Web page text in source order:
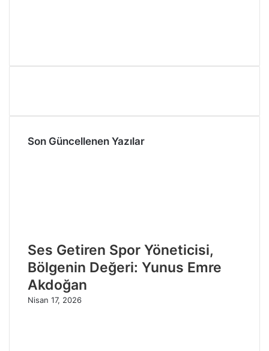
Son Güncellenen Yazılar
Ses Getiren Spor Yöneticisi,
Bölgenin Değeri: Yunus Emre
Akdoğan
Nisan 17, 2026